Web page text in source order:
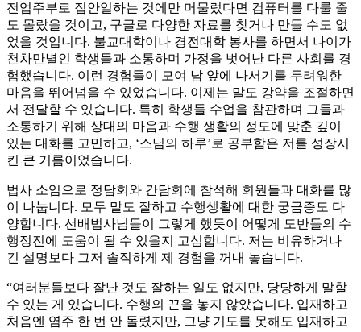
전업주부로 집안일하는 것에만 머물렀다면 컴퓨터를 다룰 줄
도 몰랐을 것이고, 구글로 다양한 자료를 찾거나 만들 수도 없
었을 것입니다. 불교대학이나 경전대학 봉사를 하면서 나이가
천차만별인 학생들과 소통하며 가정을 벗어난 다른 사회를 경
험했습니다. 이런 경험들이 모여 남 앞에 나서기를 두려워한
마음을 뛰어넘을 수 있었습니다. 이제는 말도 강약을 조절하면
서 전달할 수 있습니다. 특히 학생들 수업을 참관하며 그들과
소통하기 위해 상대의 마음과 수행 생활의 정도에 맞춘 깊이
있는 대화를 고민하고, ‘스님의 하루’로 공부함은 저를 성장시
킨 큰 거름이었습니다.
법사 소임으로 정담회와 간담회에 참석해 회원들과 대화를 많
이 나눕니다. 모두 말도 잘하고 수행생활에 대한 궁금증도 다
양합니다. 선배법사님들이 그렇게 했듯이 어떻게 도반들의 수
행정진에 도움이 될 수 있을지 고심합니다. 저는 비유하거나
긴 설명보다 그저 솔직하게 제 경험을 꺼내 놓습니다.
“여러분들보다 잘난 것도 잘하는 일도 없지만, 당당하게 말할
수 있는 게 있습니다. 수행의 끈을 놓지 않았습니다. 입재하고
처음엔 염주 한 번 안 돌렸지만, 그냥 기도를 못해도 입재하고